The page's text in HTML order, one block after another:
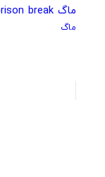
ماگ prison break
ماگ